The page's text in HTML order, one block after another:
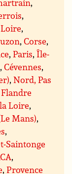
,
,
,Corse,
,Paris,Île-
,Cévennes,
,Nord, Pas
Flandre
Loire,
Mans),
,
Saintonge
,
,Provence